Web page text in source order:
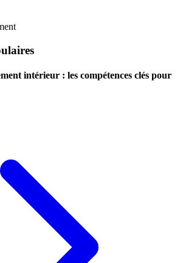
intérieur : les compétences clés pour